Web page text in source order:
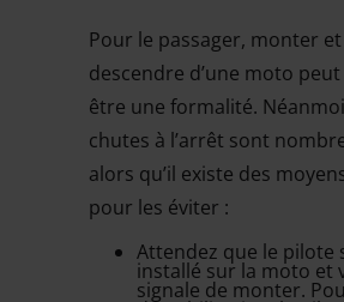
Pour le passager, monter et
descendre d’une moto peut
être une formalité.
chutes à l’arrêt sont
alors qu’il existe des
pour les éviter :
Attendez que le pilote
installé sur la moto et
signale de monter.